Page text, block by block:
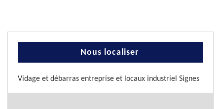
Nous localiser
Vidage et débarras entreprise et locaux industriel Signes